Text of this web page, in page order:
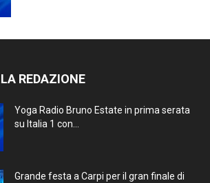
REDAZIONE
Yoga Radio Bruno Estate in prima serata
su Italia 1 con...
Grande festa a Carpi per il gran finale di